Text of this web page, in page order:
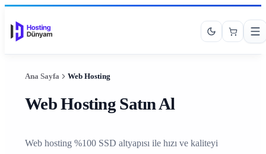
Ana Sayfa Web Hosting
Web Hosting Satın Al
Web hosting %100 SSD altyapısı ile hızı ve kaliteyi